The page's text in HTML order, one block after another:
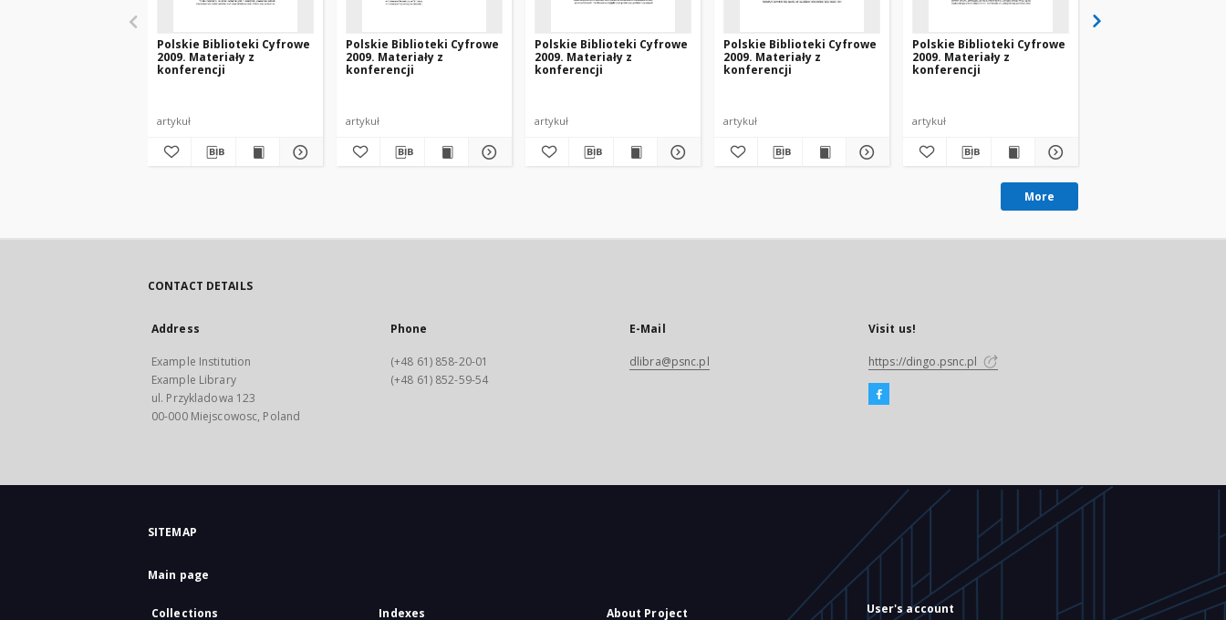
Polskie Biblioteki Cyfrowe
2009. Materiały z
konferencji
artykuł
Polskie Biblioteki Cyfrowe
2009. Materiały z
konferencji
artykuł
Polskie Biblioteki Cyfrowe
2009. Materiały z
konferencji
artykuł
Polskie Biblioteki Cyfrowe
2009. Materiały z
konferencji
artykuł
Polskie Biblioteki Cyfrowe
2009. Materiały z
konferencji
artykuł
More
CONTACT DETAILS
Address
Example Institution
Example Library
ul. Przykladowa 123
00-000 Miejscowosc, Poland
Phone
(+48 61) 858-20-01
(+48 61) 852-59-54
E-Mail
dlibra@psnc.pl
Visit us!
https://dingo.psnc.pl
SITEMAP
Main page
Collections Indexes About Project User's account